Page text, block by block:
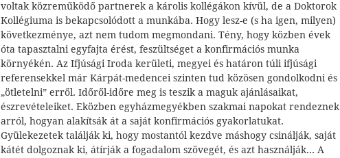
voltak közreműködő partnerek a károlis kollégákon kívül, de a Doktorok
Kollégiuma is bekapcsolódott a munkába. Hogy lesz-e (s ha igen, milyen)
következménye, azt nem tudom megmondani. Tény, hogy közben évek
óta tapasztalni egyfajta érést, feszültséget a konfirmációs munka
környékén. Az Ifjúsági Iroda kerületi, megyei és határon túli ifjúsági
referensekkel már Kárpát-medencei szinten tud közösen gondolkodni és
„ötletelni” erről. Időről-időre meg is teszik a maguk ajánlásaikat,
észrevételeiket. Eközben egyházmegyékben szakmai napokat rendeznek
arról, hogyan alakítsák át a saját konfirmációs gyakorlatukat.
Gyülekezetek találják ki, hogy mostantól kezdve máshogy csinálják, saját
kátét dolgoznak ki, átírják a fogadalom szövegét, és azt használják… A